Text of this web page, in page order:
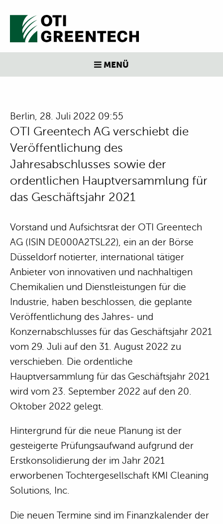
MENÜ
Berlin, 28. Juli 2022 09:55
OTI Greentech AG verschiebt die
Veröffentlichung des
Jahresabschlusses sowie der
ordentlichen Hauptversammlung für
das Geschäftsjahr 2021
Vorstand und Aufsichtsrat der OTI Greentech
AG (ISIN DE000A2TSL22), ein an der Börse
Düsseldorf notierter, international tätiger
Anbieter von innovativen und nachhaltigen
Chemikalien und Dienstleistungen für die
Industrie, haben beschlossen, die geplante
Veröffentlichung des Jahres- und
Konzernabschlusses für das Geschäftsjahr 2021
vom 29. Juli auf den 31. August 2022 zu
verschieben. Die ordentliche
Hauptversammlung für das Geschäftsjahr 2021
wird vom 23. September 2022 auf den 20.
Oktober 2022 gelegt.
Hintergrund für die neue Planung ist der
gesteigerte Prüfungsaufwand aufgrund der
Erstkonsolidierung der im Jahr 2021
erworbenen Tochtergesellschaft KMI Cleaning
Solutions, Inc.
Die neuen Termine sind im Finanzkalender der